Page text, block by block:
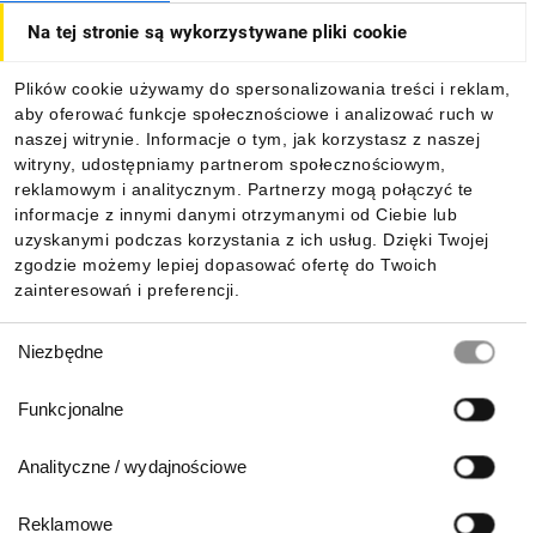
Na tej stronie są wykorzystywane pliki cookie
Plików cookie używamy do spersonalizowania treści i reklam,
aby oferować funkcje społecznościowe i analizować ruch w
naszej witrynie. Informacje o tym, jak korzystasz z naszej
witryny, udostępniamy partnerom społecznościowym,
reklamowym i analitycznym. Partnerzy mogą połączyć te
informacje z innymi danymi otrzymanymi od Ciebie lub
uzyskanymi podczas korzystania z ich usług. Dzięki Twojej
zgodzie możemy lepiej dopasować ofertę do Twoich
zainteresowań i preferencji.
zgody
Niezbędne
Funkcjonalne
Analityczne / wydajnościowe
Reklamowe
Informacje
Pobierz naszą aplikację mobilną: